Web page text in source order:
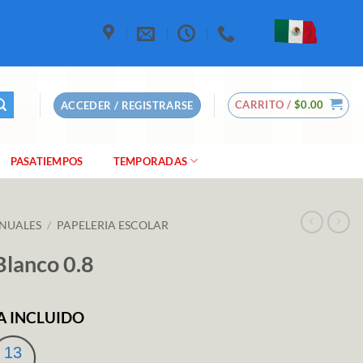
ACCEDER / REGISTRARSE CARRITO / $0.00
PASATIEMPOS TEMPORADAS
/ PAPELERIA ESCOLAR
0.8
INCLUIDO
12